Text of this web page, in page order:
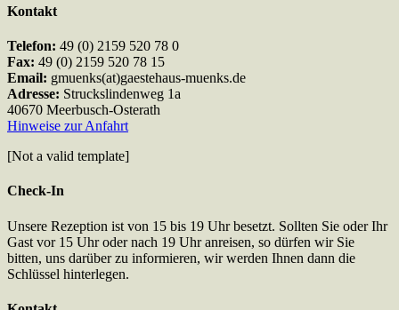
Kontakt
Telefon: 49 (0) 2159 520 78 0
Fax: 49 (0) 2159 520 78 15
Email: gmuenks(at)gaestehaus-muenks.de
Adresse: Struckslindenweg 1a
40670 Meerbusch-Osterath
Hinweise zur Anfahrt
[Not a valid template]
Check-In
Unsere Rezeption ist von 15 bis 19 Uhr besetzt. Sollten Sie oder Ihr
Gast vor 15 Uhr oder nach 19 Uhr anreisen, so dürfen wir Sie
bitten, uns darüber zu informieren, wir werden Ihnen dann die
Schlüssel hinterlegen.